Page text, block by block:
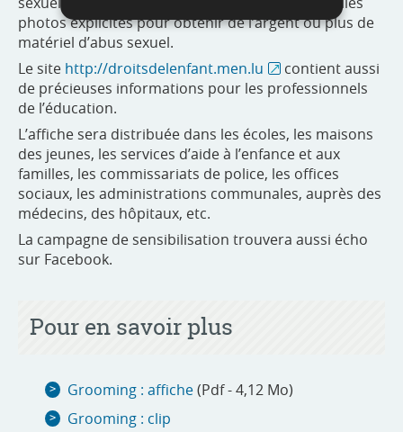
photos explicites pour obtenir de l’argent ou plus de
matériel d’abus sexuel.
Le site http://droitsdelenfant.men.lu
contient aussi
de précieuses informations pour les professionnels
de l’éducation.
L’affiche sera distribuée dans les écoles, les maisons
des jeunes, les services d’aide à l’enfance et aux
familles, les commissariats de police, les offices
sociaux, les administrations communales, auprès des
médecins, des hôpitaux, etc.
La campagne de sensibilisation trouvera aussi écho
sur Facebook.
Pour en savoir plus
Grooming : affiche(Pdf - 4,12 Mo)
Grooming : clip